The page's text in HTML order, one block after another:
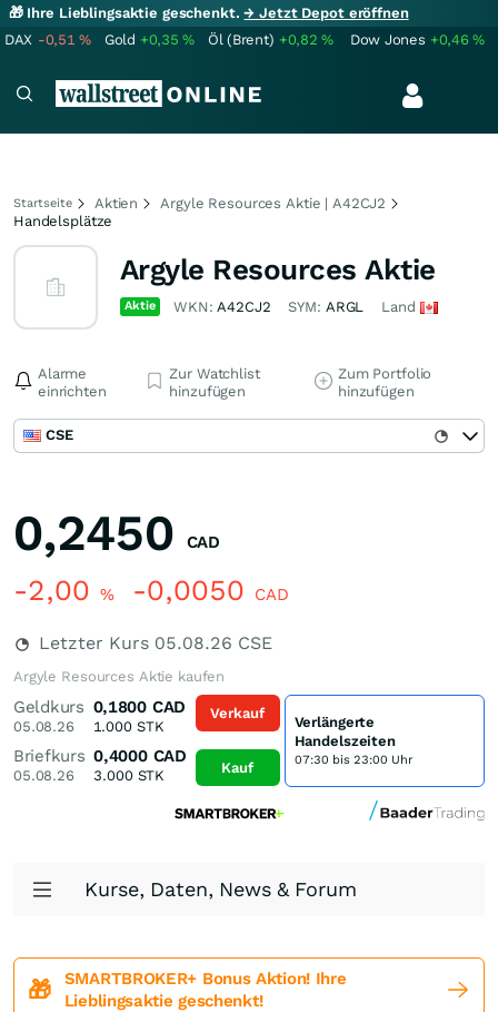
🎁 Ihre Lieblingsaktie geschenkt.→ Jetzt Depot eröffnen
DAX -0,51% Gold +0,35% Öl (Brent) +0,82% Dow Jones +0,46%
Startseite Aktien
Argyle Resources Aktie | A42CJ2
Handelsplätze
Argyle Resources Aktie
Aktie WKN:A42CJ2 SYM: ARGL Land
Alarme
einrichten
Zur Watchlist
hinzufügen
Zum Portfolio
hinzufügen
CSE
0,2450 CAD
-2,00 % -0,0050 CAD
Letzter Kurs 05.08.26 CSE
Argyle Resources Aktie kaufen
Geldkurs
05.08.26
0,1800 CAD
1.000STK
Briefkurs
05.08.26
0,4000 CAD
3.000STK
Verkauf
Kauf
Verlängerte
Handelszeiten
07:30 bis 23:00 Uhr
Kurse, Daten, News & Forum
🎁
SMARTBROKER+ Bonus Aktion! Ihre
Lieblingsaktie geschenkt!